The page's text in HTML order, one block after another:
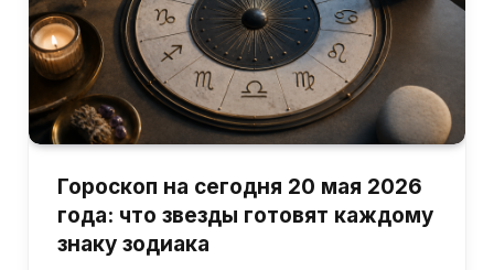
Гороскоп на сегодня 20 мая 2026
года: что звезды готовят каждому
знаку зодиака